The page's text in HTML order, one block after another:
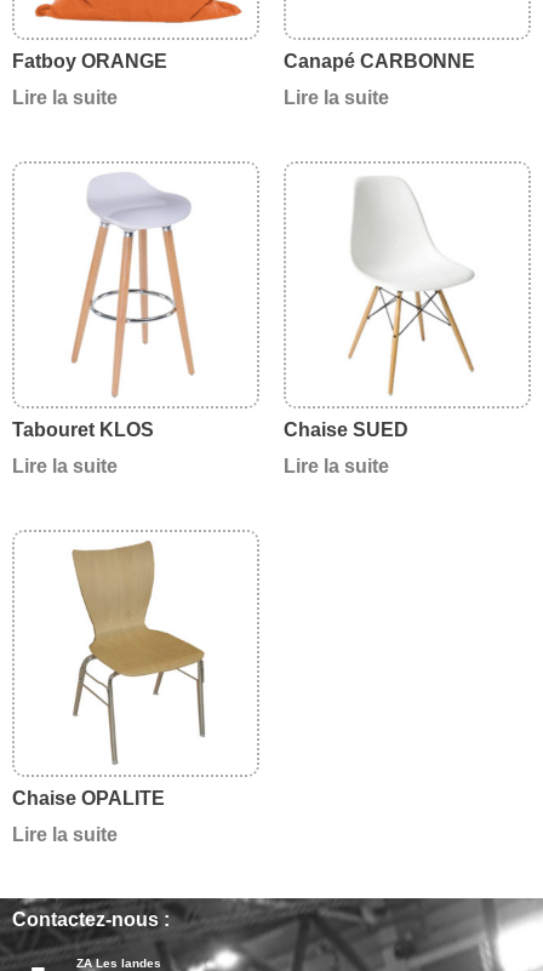
Fatboy ORANGE
Lire la suite
Canapé CARBONNE
Lire la suite
Tabouret KLOS
Lire la suite
Chaise SUED
Lire la suite
Chaise OPALITE
Lire la suite
Contactez-nous :
ZA Les landes